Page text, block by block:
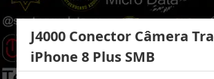
J4000 Conector Câmera
iPhone 8 Plus SMB